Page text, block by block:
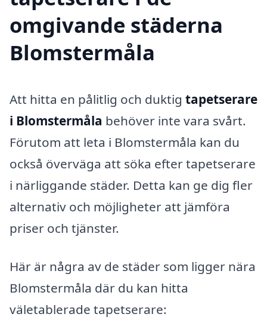
omgivande städerna
Blomstermåla
Att hitta en pålitlig och duktig tapetserare
i Blomstermåla behöver inte vara svårt.
Förutom att leta i Blomstermåla kan du
också överväga att söka efter tapetserare
i närliggande städer. Detta kan ge dig fler
alternativ och möjligheter att jämföra
priser och tjänster.
Här är några av de städer som ligger nära
Blomstermåla där du kan hitta
väletablerade tapetserare: